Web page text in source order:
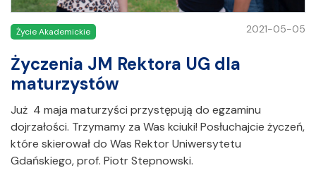
Życie Akademickie 2021-05-05
Życzenia JM Rektora UG dla
maturzystów
Już 4 maja maturzyści przystępują do egzaminu
dojrzałości. Trzymamy za Was kciuki! Posłuchajcie życzeń,
które skierował do Was Rektor Uniwersytetu
Gdańskiego, prof. Piotr Stepnowski.